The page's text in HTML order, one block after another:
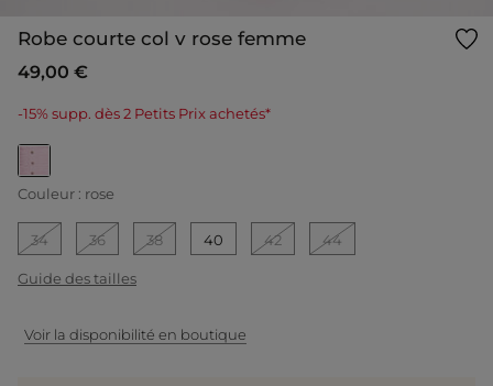
Robe courte col v rose femme
49,00 €
-15% supp. dès 2 Petits Prix achetés*
selected
Couleur : rose
34 36 38 40 42 44
Guide des tailles
Voir la disponibilité en boutique